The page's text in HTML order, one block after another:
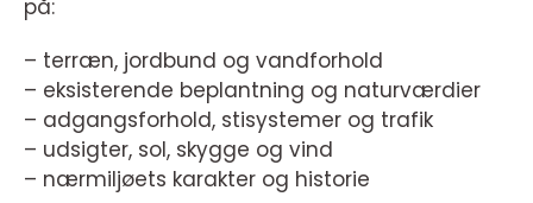
på:
– terræn, jordbund og vandforhold
– eksisterende beplantning og naturværdier
– adgangsforhold, stisystemer og trafik
– udsigter, sol, skygge og vind
– nærmiljøets karakter og historie